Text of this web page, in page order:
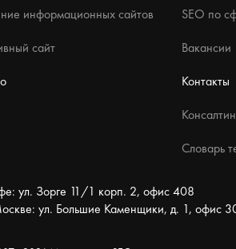
информационных сайтов SEO по
сайт Вакансии
Контакты
Словарь
ул. Зорге 11/1 корп. 2, офис 408
ул. Большие Каменщики, д. 1, офис